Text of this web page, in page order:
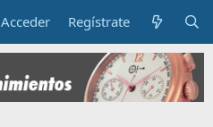
Acceder Regístrate